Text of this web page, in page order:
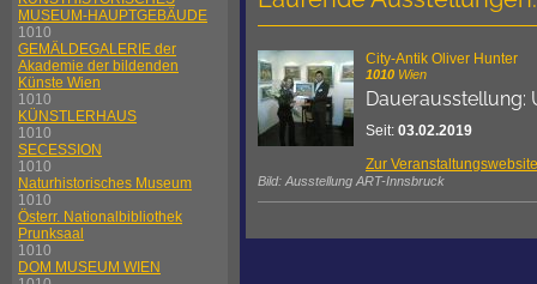
MUSEUM-HAUPTGEBÄUDE
1010
GEMÄLDEGALERIE der
Akademie der bildenden
Künste Wien
1010
KÜNSTLERHAUS
1010
SECESSION
1010
Naturhistorisches Museum
1010
Österr. Nationalbibliothek
Prunksaal
1010
DOM MUSEUM WIEN
City-Antik Oliver Hunter
1010 Wien
Dauerausstellung:
Seit: 03.02.2019
Zur Veranstaltungswebsite
Bild: Ausstellung ART-Innsbruck